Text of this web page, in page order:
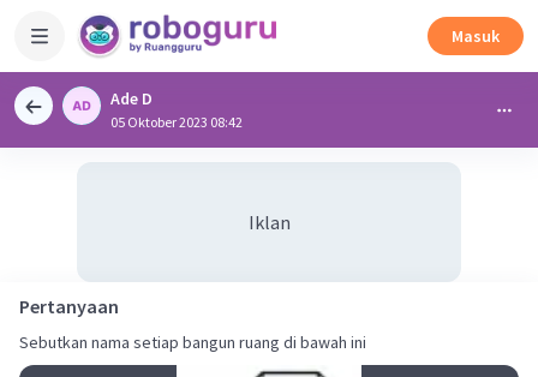
Masuk
Ade D
05 Oktober 2023 08:42
Iklan
Pertanyaan
Sebutkan nama setiap bangun ruang di bawah ini